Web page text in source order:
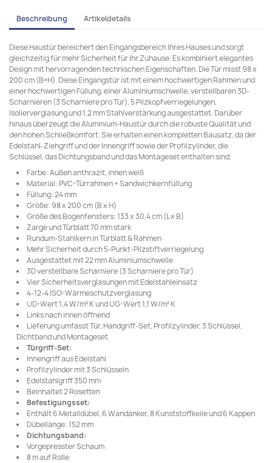
Beschreibung Artikeldetails
Diese Haustür bereichert den Eingangsbereich Ihres Hauses und sorgt
gleichzeitig für mehr Sicherheit für Ihr Zuhause. Es kombiniert elegantes
Design mit hervorragenden technischen Eigenschaften. Die Tür misst 98 x
200 cm (B×H). Diese Eingangstür ist mit einem hochwertigen Rahmen und
einer hochwertigen Füllung, einer Aluminiumschwelle, verstellbaren 3D-
Scharnieren (3 Scharniere pro Tür), 5 Pilzkopfverriegelungen,
Isolierverglasung und 1,2 mm Stahlverstärkung ausgestattet. Darüber
hinaus überzeugt die Aluminium-Haustür durch die robuste Qualität und
den hohen Schließkomfort. Sie erhalten einen kompletten Bausatz, da der
Edelstahl-Ziehgriff und der Innengriff sowie der Profilzylinder, die
Schlüssel, das Dichtungsband und das Montageset enthalten sind.
Farbe: Außen anthrazit, innen weiß
Material: PVC-Türrahmen + Sandwichkernfüllung
Füllung: 24 mm
Größe: 98 x 200 cm (B x H)
Größe des Bogenfensters: 133 x 30,4 cm (L x B)
Zarge und Türblatt 70 mm stark
Rundum-Stahlkern in Türblatt & Rahmen
Mehr Sicherheit durch 5-Punkt-Pilzstiftverriegelung
Ausgestattet mit 22 mm Aluminiumschwelle
3D verstellbare Scharniere (3 Scharniere pro Tür)
Vier Sicherheitsverglasungen mit Edelstahleinsatz
4-12-4 ISO-Wärmeschutzverglasung
UD-Wert 1,4 W/m² K und UG-Wert 1,1 W/m² K
Links nach innen öffnend
Lieferung umfasst Tür, Handgriff-Set, Profilzylinder, 3 Schlüssel,
Dichtband und Montageset
Türgriff-Set:
Innengriff aus Edelstahl
Profilzylinder mit 3 Schlüsseln
Edelstahlgriff 350 mm
Beinhaltet 2 Rosetten
Befestigungsset:
Enthält 6 Metalldübel, 6 Wandanker, 8 Kunststoffkeile und 6 Kappen
Dübellänge: 152 mm
Dichtungsband:
Vorgepresster Schaum
8 m auf Rolle